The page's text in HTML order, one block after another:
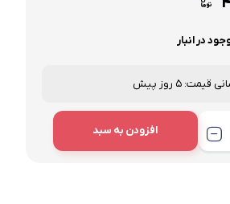
در انبار
قیمت: 5 روز پیش
افزودن به سبد